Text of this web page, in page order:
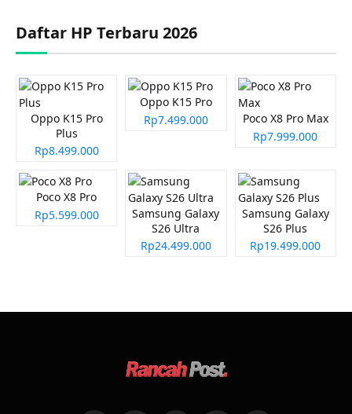
Daftar HP Terbaru 2026
Oppo K15 Pro
Plus
Rp8.499.000
Oppo K15 Pro
Rp7.499.000
Poco X8 Pro Max
Rp7.999.000
Poco X8 Pro
Rp5.599.000
Samsung Galaxy
S26 Ultra
Rp24.499.000
Samsung Galaxy
S26 Plus
Rp19.499.000